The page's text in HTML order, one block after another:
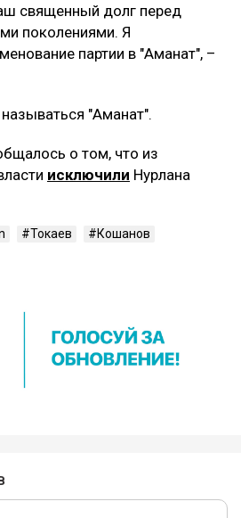
священный долг перед
поколениями. Я
партии в "Аманат", –
"Аманат".
о том, что из
исключили Нурлана
Токаев
Кошанов